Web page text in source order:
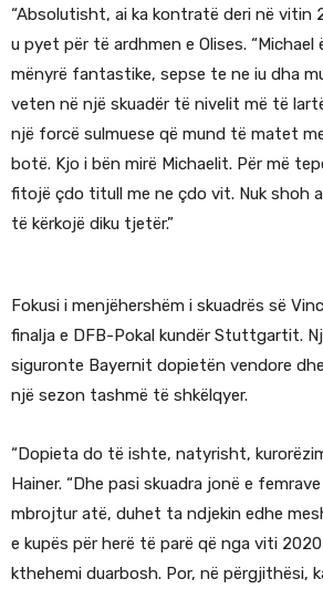
“Absolutisht, ai ka kontratë deri në vitin
u pyet për të ardhmen e Olises. “Michael
mënyrë fantastike, sepse te ne iu dha
veten në një skuadër të nivelit më të
një forcë sulmuese që mund të matet
botë. Kjo i bën mirë Michaelit. Për më
fitojë çdo titull me ne çdo vit. Nuk shoh
të kërkojë diku tjetër.”
Fokusi i menjëhershëm i skuadrës së
finalja e DFB-Pokal kundër Stuttgartit.
siguronte Bayernit dopietën vendore
një sezon tashmë të shkëlqyer.
“Dopieta do të ishte, natyrisht,
Hainer. “Dhe pasi skuadra jonë e
mbrojtur atë, duhet ta ndjekin edhe
e kupës për herë të parë që nga viti
kthehemi duarbosh. Por, në përgjithësi,